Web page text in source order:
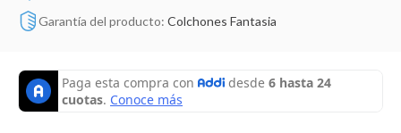
Garantía del producto: Colchones Fantasia